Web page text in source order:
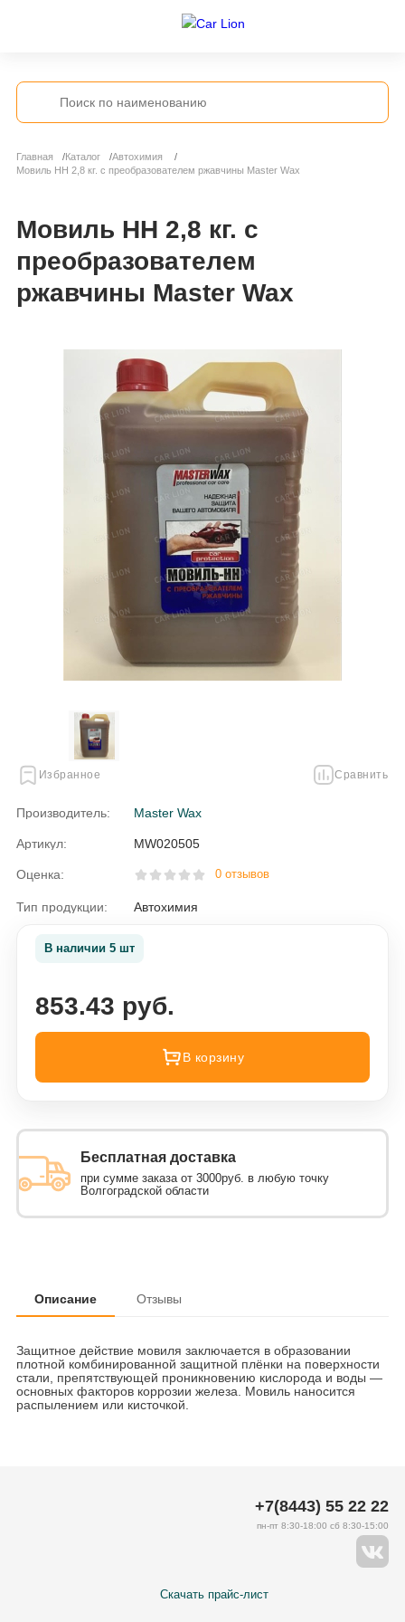
Главная Каталог
Автохимия
Мовиль НН 2,8 кг. с преобразователем ржавчины Master Wax
Мовиль НН 2,8 кг. с
преобразователем
ржавчины Master Wax
Избранное Сравнить
Производитель: Master Wax
Артикул: MW020505
Оценка: 0 отзывов
Тип продукции: Автохимия
В наличии 5 шт
853.43 руб.
В корзину
Бесплатная доставка
при сумме заказа от 3000руб. в любую точку
Волгоградской области
Описание Отзывы
Защитное действие мовиля заключается в образовании
плотной комбинированной защитной плёнки на поверхности
стали, препятствующей проникновению кислорода и воды —
основных факторов коррозии железа. Мовиль наносится
распылением или кисточкой.
Скачать прайс-лист
+7(8443) 55 22 22
пн-пт 8:30-18:00 сб 8:30-15:00